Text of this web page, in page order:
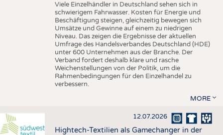
Viele Einzelhändler in Deutschland sehen sich in
schwierigem Fahrwasser. Kosten für Energie und
Beschäftigung steigen, gleichzeitig bewegen sich
Umsätze und Gewinne auf einem zu niedrigen
Niveau. Das zeigen die Ergebnisse der aktuellen
Umfrage des Handelsverbandes Deutschland (HDE)
unter 600 Unternehmen aus der Branche. Der
Verband fordert deshalb klare und rasche
Weichenstellungen von der Politik, um die
Rahmenbedingungen für den Einzelhandel zu
verbessern.
MORE
12.07.2026
Hightech-Textilien als Gamechanger in der